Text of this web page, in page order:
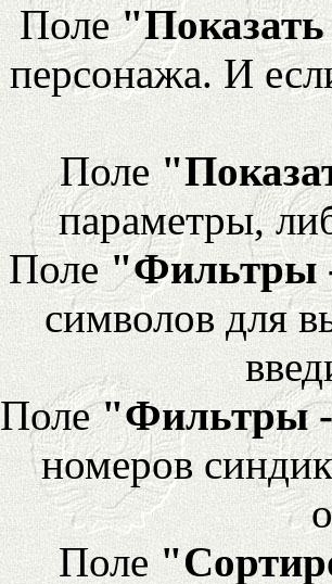
Поле
персонажа. И
Поле
параметры,
Поле"Фильтры
символов для
Поле"Фильтры -
номеров
Поле